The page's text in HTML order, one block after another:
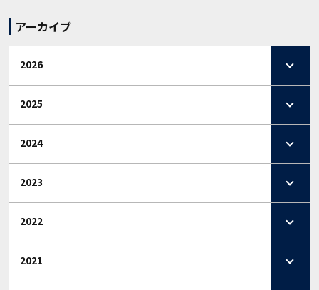
アーカイブ
2026
2025
2024
2023
2022
2021